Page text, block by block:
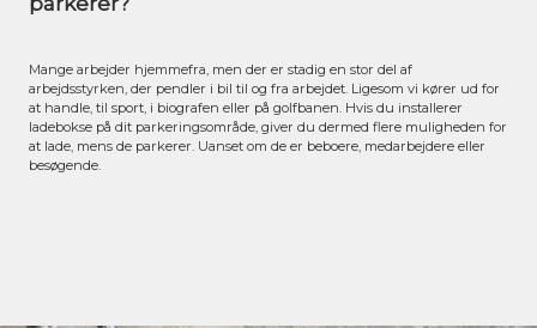
Mange arbejder hjemmefra, men der er stadig en stor del af
arbejdsstyrken, der pendler i bil til og fra arbejdet. Ligesom vi kører ud for
at handle, til sport, i biografen eller på golfbanen. Hvis du installerer
ladebokse på dit parkeringsområde, giver du dermed flere muligheden for
at lade, mens de parkerer. Uanset om de er beboere, medarbejdere eller
besøgende.